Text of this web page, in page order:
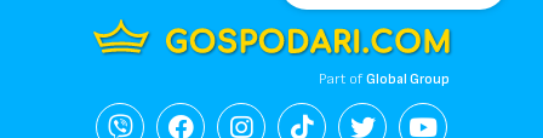
Part ofGlobal Group